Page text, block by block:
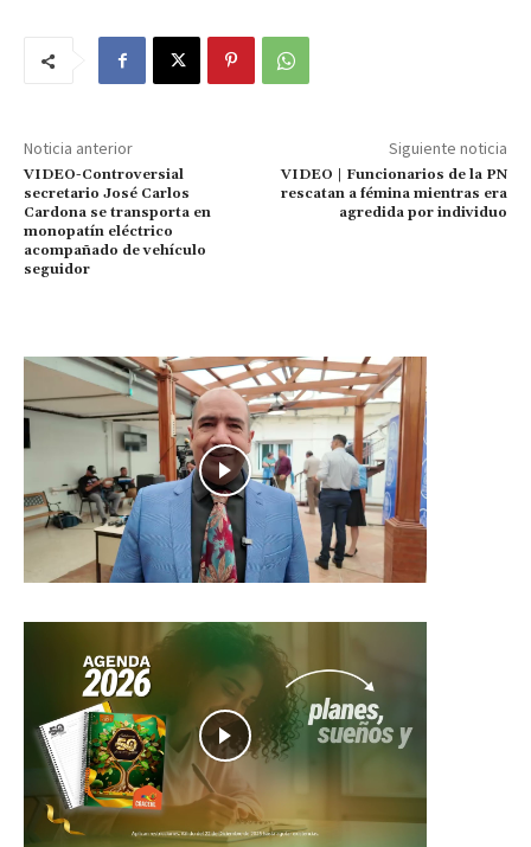
Noticia anterior
VIDEO-Controversial
secretario José Carlos
Cardona se transporta en
monopatín eléctrico
acompañado de vehículo
seguidor
Siguiente noticia
VIDEO | Funcionarios de la PN
rescatan a fémina mientras era
agredida por individuo